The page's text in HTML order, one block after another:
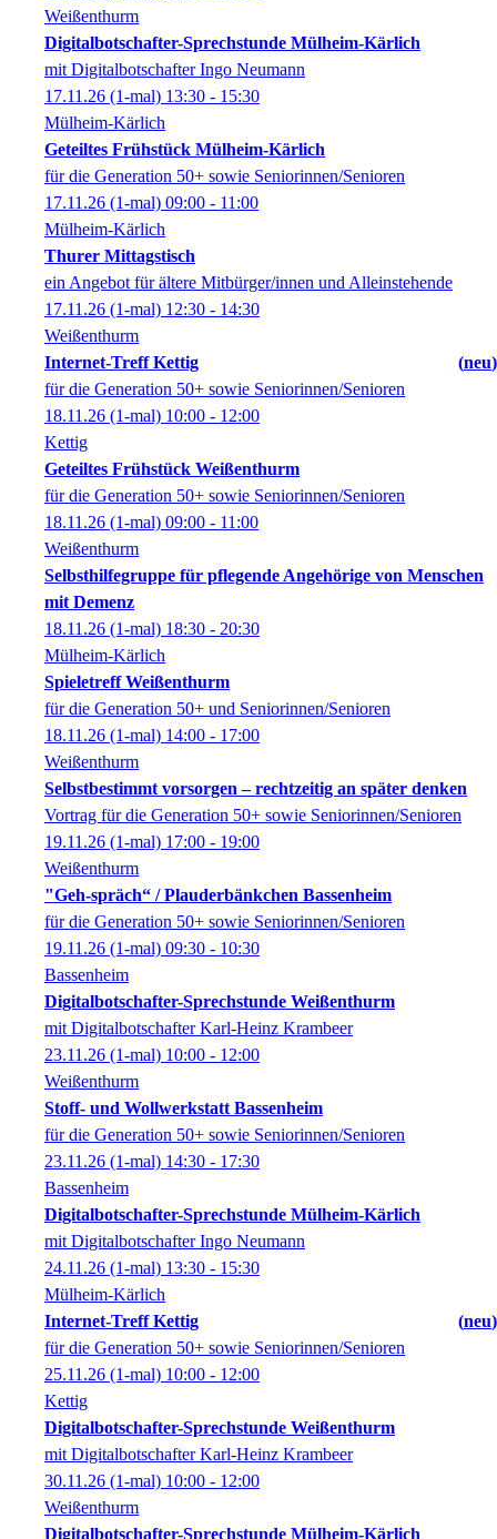
Weißenthurm
Digitalbotschafter-Sprechstunde Mülheim-Kärlich
mit Digitalbotschafter Ingo Neumann
17.11.26 (1-mal) 13:30 - 15:30
Mülheim-Kärlich
Geteiltes Frühstück Mülheim-Kärlich
für die Generation 50+ sowie Seniorinnen/Senioren
17.11.26 (1-mal) 09:00 - 11:00
Mülheim-Kärlich
Thurer Mittagstisch
ein Angebot für ältere Mitbürger/innen und Alleinstehende
17.11.26 (1-mal) 12:30 - 14:30
Weißenthurm
Internet-Treff Kettig
neu
für die Generation 50+ sowie Seniorinnen/Senioren
18.11.26 (1-mal) 10:00 - 12:00
Kettig
Geteiltes Frühstück Weißenthurm
für die Generation 50+ sowie Seniorinnen/Senioren
18.11.26 (1-mal) 09:00 - 11:00
Weißenthurm
Selbsthilfegruppe für pflegende Angehörige von Menschen
mit Demenz
18.11.26 (1-mal) 18:30 - 20:30
Mülheim-Kärlich
Spieletreff Weißenthurm
für die Generation 50+ und Seniorinnen/Senioren
18.11.26 (1-mal) 14:00 - 17:00
Weißenthurm
Selbstbestimmt vorsorgen – rechtzeitig an später denken
Vortrag für die Generation 50+ sowie Seniorinnen/Senioren
19.11.26 (1-mal) 17:00 - 19:00
Weißenthurm
"Geh-spräch“ / Plauderbänkchen Bassenheim
für die Generation 50+ sowie Seniorinnen/Senioren
19.11.26 (1-mal) 09:30 - 10:30
Bassenheim
Digitalbotschafter-Sprechstunde Weißenthurm
mit Digitalbotschafter Karl-Heinz Krambeer
23.11.26 (1-mal) 10:00 - 12:00
Weißenthurm
Stoff- und Wollwerkstatt Bassenheim
für die Generation 50+ sowie Seniorinnen/Senioren
23.11.26 (1-mal) 14:30 - 17:30
Bassenheim
Digitalbotschafter-Sprechstunde Mülheim-Kärlich
mit Digitalbotschafter Ingo Neumann
24.11.26 (1-mal) 13:30 - 15:30
Mülheim-Kärlich
Internet-Treff Kettig
neu
für die Generation 50+ sowie Seniorinnen/Senioren
25.11.26 (1-mal) 10:00 - 12:00
Kettig
Digitalbotschafter-Sprechstunde Weißenthurm
mit Digitalbotschafter Karl-Heinz Krambeer
30.11.26 (1-mal) 10:00 - 12:00
Weißenthurm
Digitalbotschafter-Sprechstunde Mülheim-Kärlich